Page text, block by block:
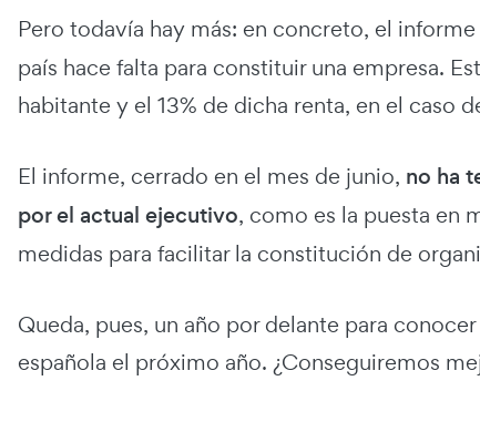
Pero todavía hay más: en concreto, el informe
país hace falta para constituir una empresa.
habitante y el 13% de dicha renta, en el caso
El informe, cerrado en el mes de junio, no ha
por el actual ejecutivo, como es la puesta en
medidas para facilitar la constitución de
Queda, pues, un año por delante para
española el próximo año. ¿Conseguiremos